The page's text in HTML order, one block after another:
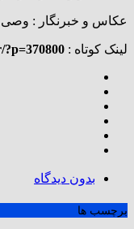
عکاس و خبرنگار : وصی
لینک کوتاه :
بدون دیدگاه
برچسب ها